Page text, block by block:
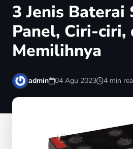
3 Jenis Baterai
Panel, Ciri-ciri,
Memilihnya
admin 04 Agu 2023 4 min